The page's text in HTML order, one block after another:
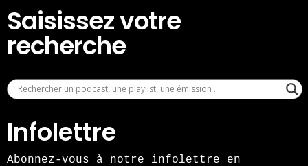
Saisissez votre
recherche
Infolettre
Abonnez-vous à notre infolettre en